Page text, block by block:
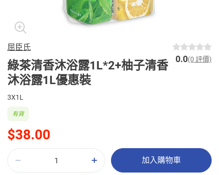
屈臣氏
綠茶清香沐浴露1L*2+柚子清香
沐浴露1L優惠裝
0.0(0 評價)
3X1L
$38.00
有貨
加入購物車